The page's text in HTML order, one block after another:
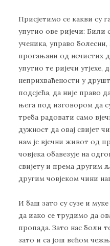
Присјетимо се какви су
упутио ове ријечи: Били
ученика, управо
прогањани од нечистих
упутио те ријечи утјехе,
неприхваћености у
подсјећа, да није право
њега под изговором да
трeба радовати само
дужност да овај свијет
нам је вјечни живот од
човјека обавезује на
свијету и према другим
другим човјеком чини
И баш зато су сузе и муке
да иако се трудимо да
пропада. Зато нас боли
зато и са још већом